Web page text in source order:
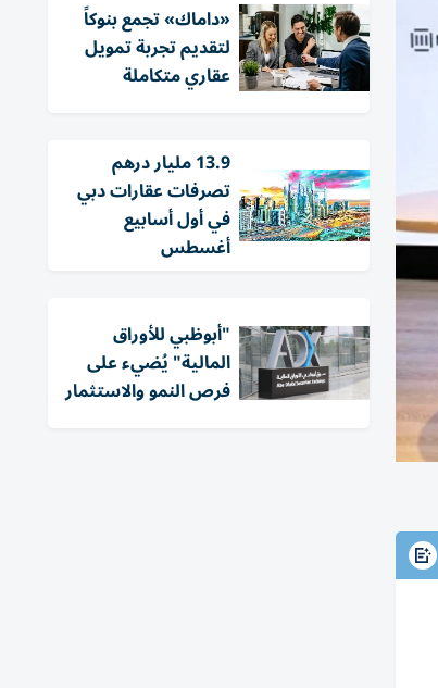
«داماك» تجمع بنوكاً
لتقديم تجربة تمويل
عقاري متكاملة
13.9 مليار درهم
تصرفات عقارات دبي
في أول أسابيع
أغسطس
"أبوظبي للأوراق
المالية" يُضيء على
فرص النمو والاستثمار